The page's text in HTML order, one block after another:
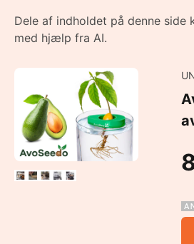
Dele af indholdet på denne side
med hjælp fra AI.